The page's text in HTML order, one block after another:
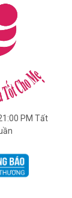
PM Tất